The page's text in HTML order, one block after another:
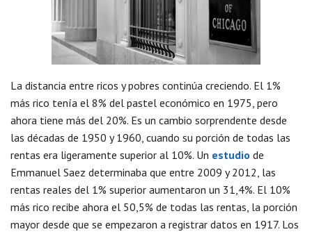
La distancia entre ricos y pobres continúa creciendo. El 1%
más rico tenía el 8% del pastel económico en 1975, pero
ahora tiene más del 20%. Es un cambio sorprendente desde
las décadas de 1950 y 1960, cuando su porción de todas las
rentas era ligeramente superior al 10%. Un estudio de
Emmanuel Saez determinaba que entre 2009 y 2012, las
rentas reales del 1% superior aumentaron un 31,4%. El 10%
más rico recibe ahora el 50,5% de todas las rentas, la porción
mayor desde que se empezaron a registrar datos en 1917. Los